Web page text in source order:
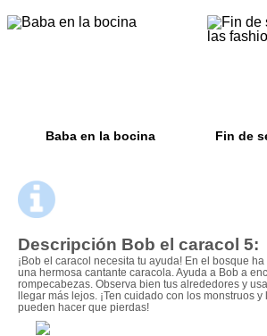
Baba en la bocina
Descripción Bob el caracol 5:
¡Bob el caracol necesita tu ayuda! En el bosque
una hermosa cantante caracola. Ayuda a Bob a
rompecabezas. Observa bien tus alrededores y
llegar más lejos. ¡Ten cuidado con los monstruos
pueden hacer que pierdas!